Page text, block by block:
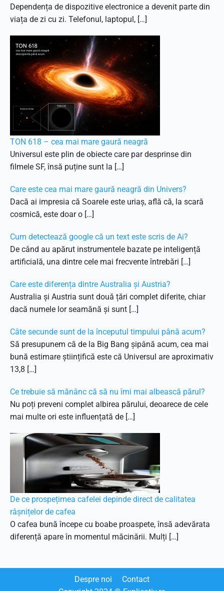
Dependența de dispozitive electronice a devenit parte din
viața de zi cu zi. Telefonul, laptopul, […]
TON 618 – cea mai mare gaură neagră
Universul este plin de obiecte care par desprinse din
filmele SF, însă puține sunt la […]
Care este cea mai mare gaură neagră din Univers?
Dacă ai impresia că Soarele este uriaș, află că, la scară
cosmică, este doar o […]
Cum detectează google că un text este scris de Ai?
De când au apărut instrumentele bazate pe inteligență
artificială, una dintre cele mai frecvente întrebări […]
Care este diferența dintre Australia și Austria?
Australia și Austria sunt două țări complet diferite, chiar
dacă numele lor seamănă și sunt […]
Câte secunde sunt de la începutul timpului până acum?
Să presupunem că de la Big Bang șipână acum, cea mai
bună estimare științifică este că Universul are aproximativ
13,8 […]
Ce trebuie să mănânc că să nu îmi mai albească părul?
Nu poți preveni complet albirea părului, deoarece de cele
mai multe ori este influențată de […]
De ce prospețimea cafelei depinde direct de calitatea
râșnițelor de cafea
O cafea bună începe cu boabe proaspete, însă adevărata
diferență apare în momentul măcinării. Mulți […]
Despre noi
Contact